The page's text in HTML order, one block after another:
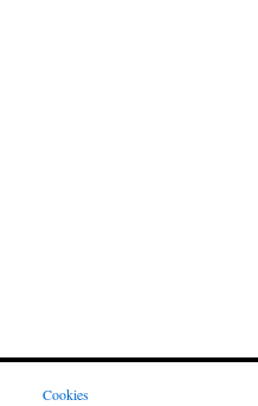
Cookies